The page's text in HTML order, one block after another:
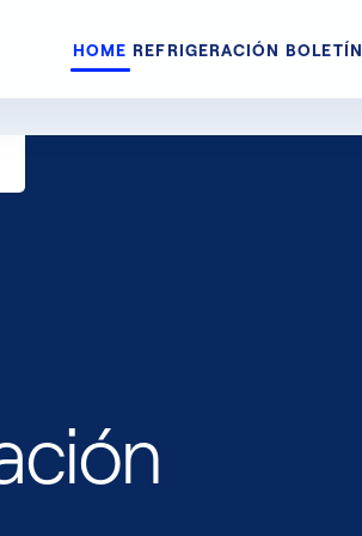
HOME REFRIGERACIÓN BOLETÍN